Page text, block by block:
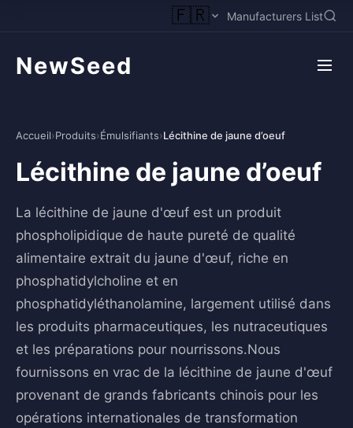
🇫🇷 Manufacturers List
NewSeed
Accueil›Produits›Émulsifiants›Lécithine de jaune d’oeuf
Lécithine de jaune d’oeuf
La lécithine de jaune d'œuf est un produit
phospholipidique de haute pureté de qualité
alimentaire extrait du jaune d'œuf, riche en
phosphatidylcholine et en
phosphatidyléthanolamine, largement utilisé dans
les produits pharmaceutiques, les nutraceutiques
et les préparations pour nourrissons.Nous
fournissons en vrac de la lécithine de jaune d'œuf
provenant de grands fabricants chinois pour les
opérations internationales de transformation